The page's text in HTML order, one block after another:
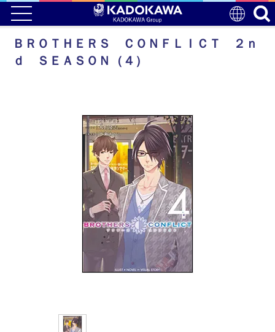
ＢＲＯＴＨＥＲＳ ＣＯＮＦＬＩＣＴ ２ｎ
ｄ ＳＥＡＳＯＮ（４）